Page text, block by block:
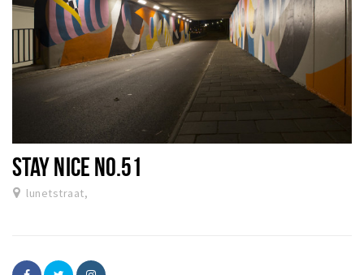
STAY NICE NO.51
lunetstraat,